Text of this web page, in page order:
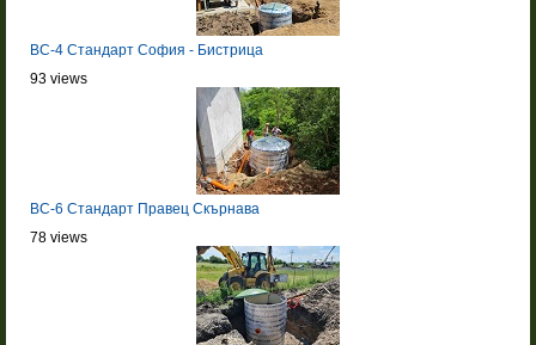
BC-4 Стандарт София - Бистрица
93 views
BC-6 Стандарт Правец Скърнава
78 views